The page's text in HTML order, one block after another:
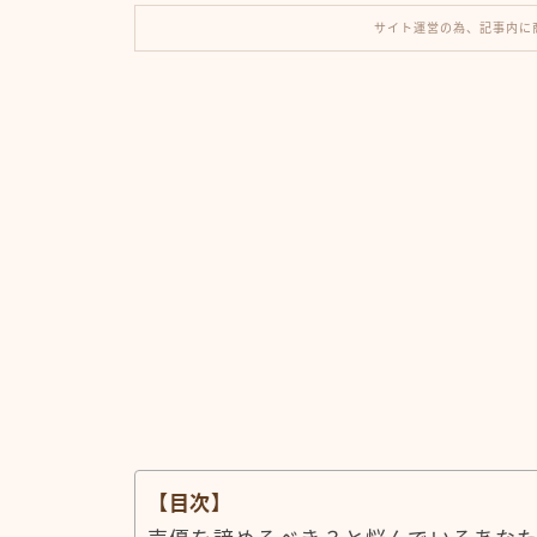
サイト運営の為、記事内
【目次】